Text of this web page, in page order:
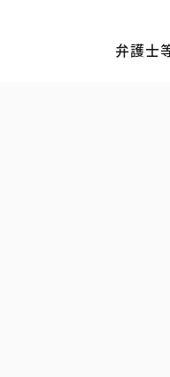
弁護士
ライ
通信
テイ
ヨー